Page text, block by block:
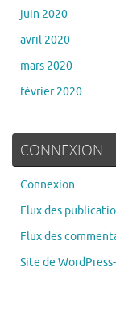
juin 2020
avril 2020
mars 2020
février 2020
CONNEXION
Connexion
Flux des
Flux des
Site de